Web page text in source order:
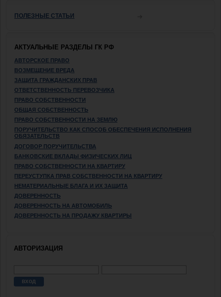
ПОЛЕЗНЫЕ СТАТЬИ
АКТУАЛЬНЫЕ РАЗДЕЛЫ ГК РФ
АВТОРСКОЕ ПРАВО
ВОЗМЕЩЕНИЕ ВРЕДА
ЗАЩИТА ГРАЖДАНСКИХ ПРАВ
ОТВЕТСТВЕННОСТЬ ПЕРЕВОЗЧИКА
ПРАВО СОБСТВЕННОСТИ
ОБЩАЯ СОБСТВЕННОСТЬ
ПРАВО СОБСТВЕННОСТИ НА ЗЕМЛЮ
ПОРУЧИТЕЛЬСТВО КАК СПОСОБ ОБЕСПЕЧЕНИЯ ИСПОЛНЕНИЯ
ОБЯЗАТЕЛЬСТВ
ДОГОВОР ПОРУЧИТЕЛЬСТВА
БАНКОВСКИЕ ВКЛАДЫ ФИЗИЧЕСКИХ ЛИЦ
ПРАВО СОБСТВЕННОСТИ НА КВАРТИРУ
ПЕРЕУСТУПКА ПРАВ СОБСТВЕННОСТИ НА КВАРТИРУ
НЕМАТЕРИАЛЬНЫЕ БЛАГА И ИХ ЗАЩИТА
ДОВЕРЕННОСТЬ
ДОВЕРЕННОСТЬ НА АВТОМОБИЛЬ
ДОВЕРЕННОСТЬ НА ПРОДАЖУ КВАРТИРЫ
АВТОРИЗАЦИЯ